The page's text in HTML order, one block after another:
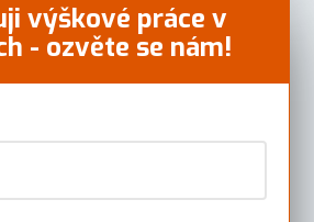
výškové práce v
- ozvěte se nám!